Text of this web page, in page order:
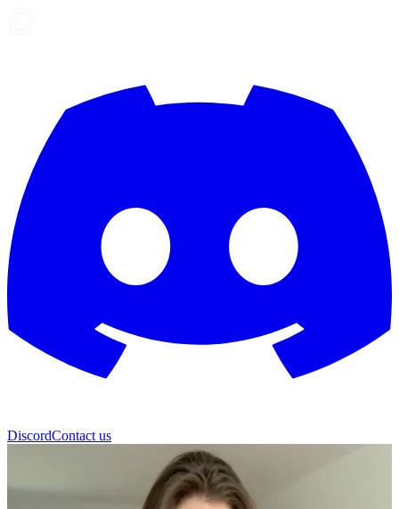
DiscordContact us